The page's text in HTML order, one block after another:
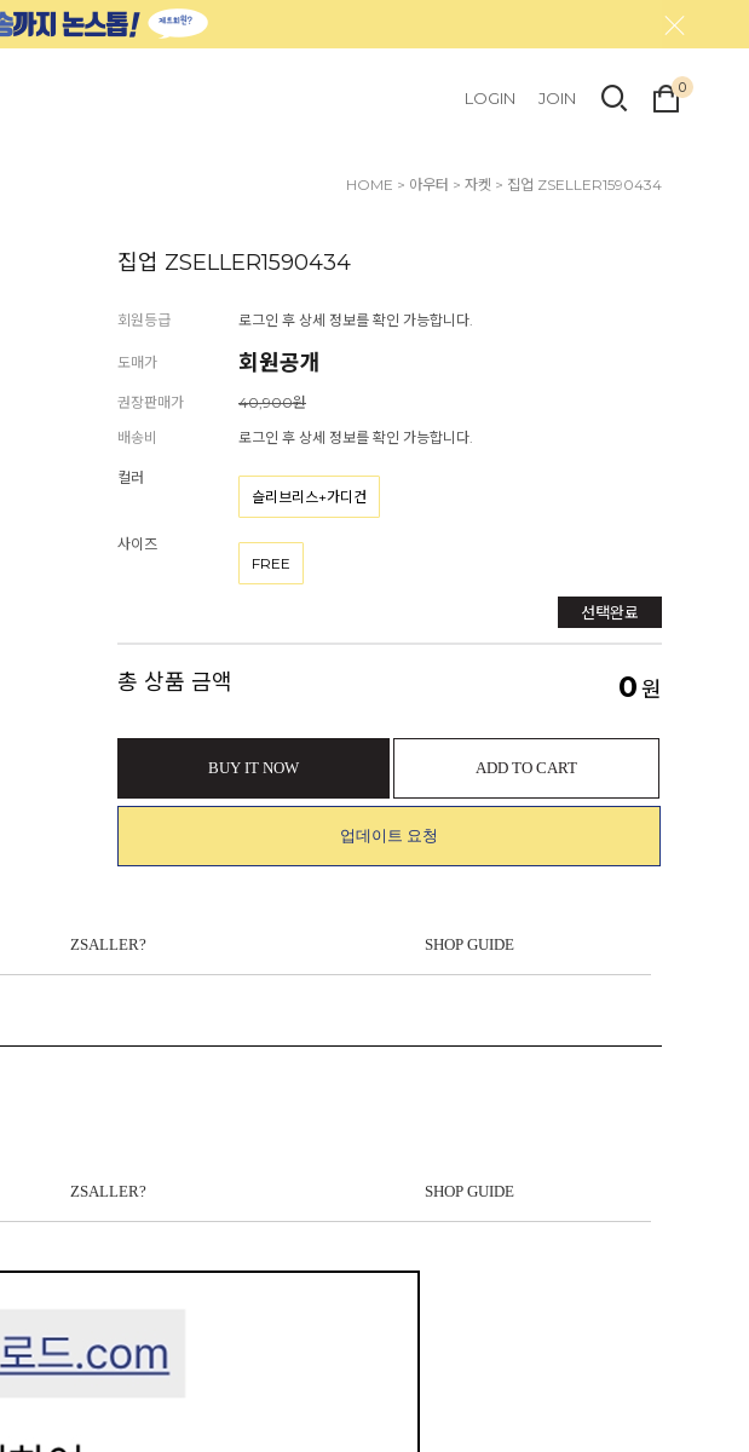
LOGIN JOIN
0
HOME > 아우터 > 자켓 > 집업 ZSELLER1590434
집업 ZSELLER1590434
회원등급 로그인 후 상세 정보를 확인 가능합니다.
도매가 회원공개
권장판매가
40,900원
배송비
로그인 후 상세 정보를 확인 가능합니다.
컬러
슬리브리스+가디건
사이즈
FREE
선택완료
총 상품 금액 0원
BUY IT NOW ADD TO CART
업데이트 요청
ZSALLER? SHOP GUIDE
ZSALLER? SHOP GUIDE